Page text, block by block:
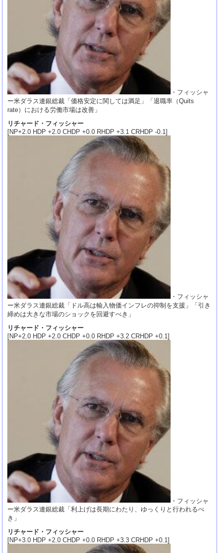
・フィッシャ
ー米ダラス連銀総裁「価格安定に関しては満足」「退職率（Quits
rate）における労働市場は改善」
リチャード・フィッシャー
[NP+2.0 HDP +2.0 CHDP +0.0 RHDP +3.1 CRHDP -0.1]
・フィッシャ
ー米ダラス連銀総裁「ドル高は輸入物価インフレの抑制を支援」「引き
締めは大きな市場のショックを回避すべき」
リチャード・フィッシャー
[NP+2.0 HDP +2.0 CHDP +0.0 RHDP +3.2 CRHDP +0.1]
・フィッシャ
ー米ダラス連銀総裁「利上げは長期にわたり、ゆっくりと行われるべ
き」
リチャード・フィッシャー
[NP+3.0 HDP +2.0 CHDP +0.0 RHDP +3.3 CRHDP +0.1]